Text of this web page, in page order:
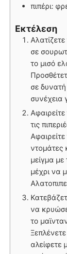
πιπέρι:
Εκτέλεση
σε
το μισό
σε
συνέχεια
τις
ντομάτες
μείγμα με
μέχρι να
να
το
αλείφετε